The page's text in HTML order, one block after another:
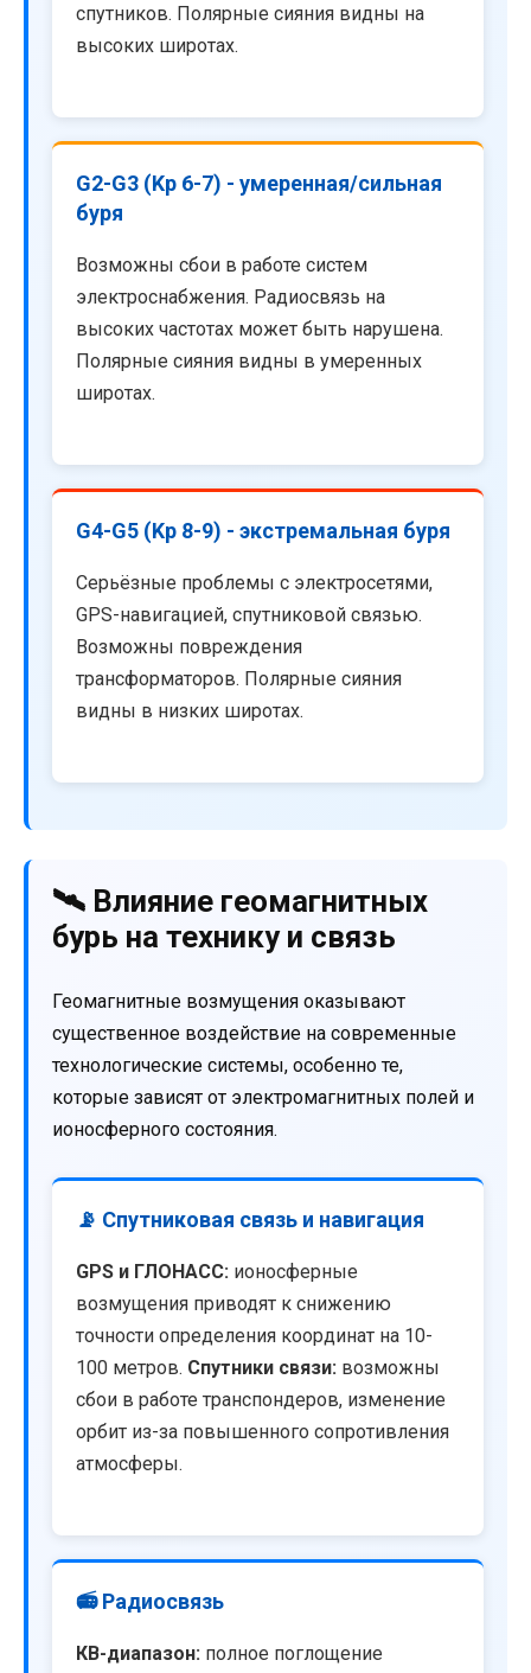
спутников. Полярные сияния видны на
высоких широтах.
G2-G3 (Kp 6-7) - умеренная/сильная
буря
Возможны сбои в работе систем
электроснабжения. Радиосвязь на
высоких частотах может быть нарушена.
Полярные сияния видны в умеренных
широтах.
G4-G5 (Kp 8-9) - экстремальная буря
Серьёзные проблемы с электросетями,
GPS-навигацией, спутниковой связью.
Возможны повреждения
трансформаторов. Полярные сияния
видны в низких широтах.
🛰️ Влияние геомагнитных
бурь на технику и связь
Геомагнитные возмущения оказывают
существенное воздействие на современные
технологические системы, особенно те,
которые зависят от электромагнитных полей и
ионосферного состояния.
📡 Спутниковая связь и навигация
GPS и ГЛОНАСС: ионосферные
возмущения приводят к снижению
точности определения координат на 10-
100 метров. Спутники связи: возможны
сбои в работе транспондеров, изменение
орбит из-за повышенного сопротивления
атмосферы.
📻 Радиосвязь
КВ-диапазон: полное поглощение